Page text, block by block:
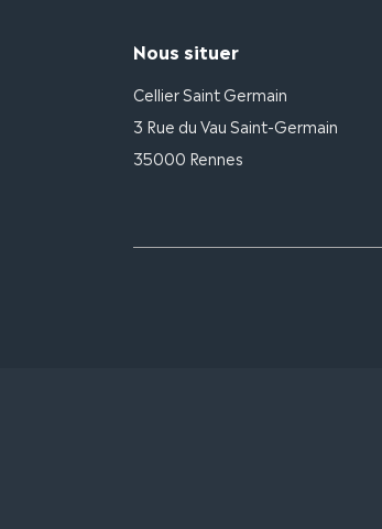
Nous situer
Cellier Saint Germain
3 Rue du Vau Saint-Germain
35000 Rennes